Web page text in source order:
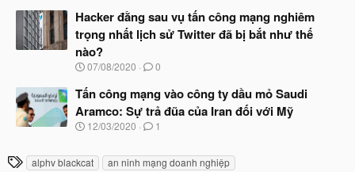
đ
ầ
u
à
b
ắ
t
ầ
u
Hacker đằng sau vụ tấn công mạng nghiêm
trọng nhất lịch sử Twitter đã bị bắt như thế
nào?
N
à
b
ắ
đ
ầ
07/08/2020 0
Tấn công mạng vào công ty dầu mỏ Saudi
Aramco: Sự trả đũa của Iran đối với Mỹ
N
y
12/03/2020 1
Talphv blackcat
an ninh mạng doanh nghiệp